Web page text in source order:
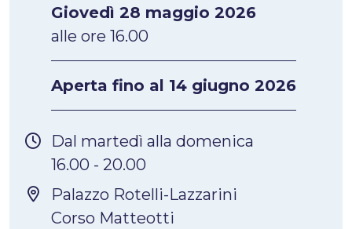
Giovedì 28 maggio 2026
alle ore 16.00
Aperta fino al 14 giugno 2026
Dal martedì alla domenica
16.00 - 20.00
Palazzo Rotelli-Lazzarini
Corso Matteotti